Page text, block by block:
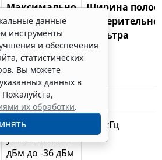
Максимально
допустимый
уровень
внеполосных
излучений
Ширина
фильтра
2
линейно
убывает от -30
дБм до -36 дБм
100 кГц
данные
инструменты
и обеспечения
статистических
Вы можете
данных в
Пожалуйста,
их обработки.